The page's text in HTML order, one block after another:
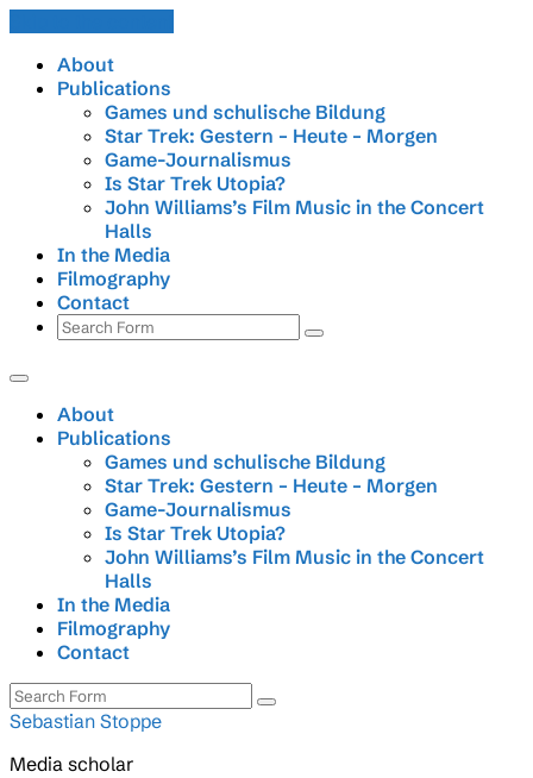
About
Publications
Games und schulische Bildung
Star Trek: Gestern – Heute – Morgen
Game-Journalismus
Is Star Trek Utopia?
John Williams’s Film Music in the Concert
Halls
In the Media
Filmography
Contact
Search
About
Publications
Games und schulische Bildung
Star Trek: Gestern – Heute – Morgen
Game-Journalismus
Is Star Trek Utopia?
John Williams’s Film Music in the Concert
Halls
In the Media
Filmography
Contact
Search
Sebastian Stoppe
Media scholar